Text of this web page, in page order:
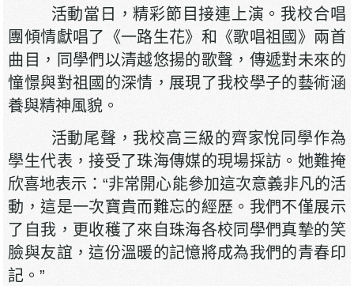
活動當日，精彩節目接連上演。我校合唱
團傾情獻唱了《一路生花》和《歌唱祖國》兩首
曲目，同學們以清越悠揚的歌聲，傳遞對未來的
憧憬與對祖國的深情，展現了我校學子的藝術涵
養與精神風貌。
活動尾聲，我校高三級的齊家悅同學作為
學生代表，接受了珠海傳媒的現場採訪。她難掩
欣喜地表示：“非常開心能參加這次意義非凡的活
動，這是一次寶貴而難忘的經歷。我們不僅展示
了自我，更收穫了來自珠海各校同學們真摯的笑
臉與友誼，這份溫暖的記憶將成為我們的青春印
記。”